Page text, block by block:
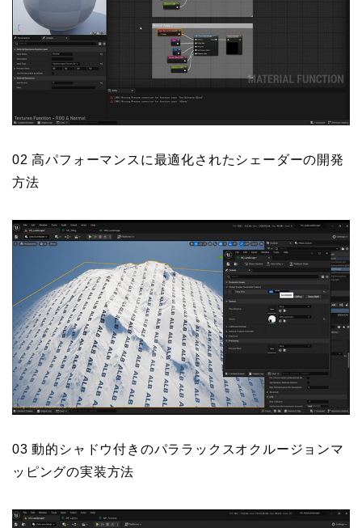
02 高パフォーマンスに最適化されたシェーダーの開発
方法
03 動的シャドウ付きのパララックスオクルージョンマ
ッピングの実装方法